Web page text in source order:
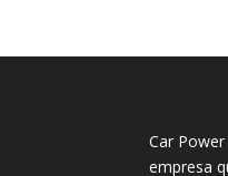
Car
empresa